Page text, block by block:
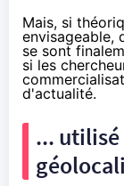
Mais, si
envisageable,
se sont
si les
d'actualité.
...